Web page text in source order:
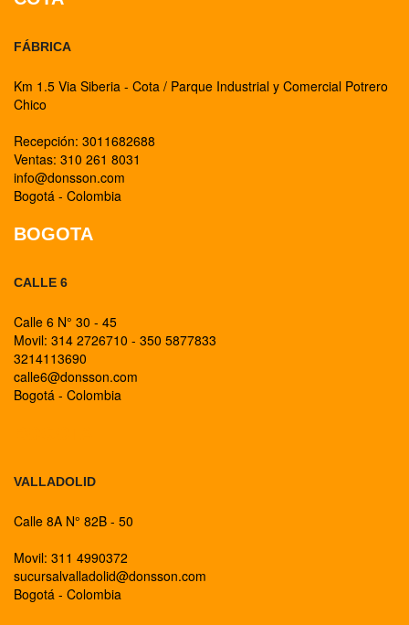
FÁBRICA
Km 1.5 Via Siberia - Cota / Parque Industrial y Comercial Potrero
Chico
Recepción: 3011682688
Ventas: 310 261 8031
info@donsson.com
Bogotá - Colombia
BOGOTA
CALLE 6
Calle 6 N° 30 - 45
Movil: 314 2726710 - 350 5877833
3214113690
calle6@donsson.com
Bogotá - Colombia
VALLADOLID
Calle 8A N° 82B - 50
Movil: 311 4990372
sucursalvalladolid@donsson.com
Bogotá - Colombia